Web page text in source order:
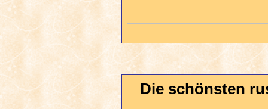
Die schönsten